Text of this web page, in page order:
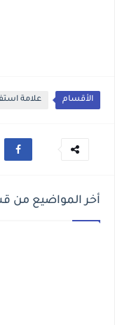
الأقسام علامة
أخر المواضيع من